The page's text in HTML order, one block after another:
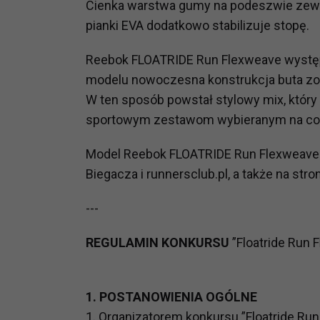
Cienka warstwa gumy na podeszwie
pianki EVA dodatkowo stabilizuje stopę.
Reebok FLOATRIDE Run Flexweave
modelu nowoczesna konstrukcja buta
W ten sposób powstał stylowy mix,
sportowym zestawom wybieranym na
Model Reebok FLOATRIDE Run
Biegacza i runnersclub.pl, a także na
---
REGULAMIN KONKURSU ”Floatride Run
1. POSTANOWIENIA OGÓLNE
1. Organizatorem konkursu ”Floatride
potrzebom
Zgodnie z obowiązującym
np. agencjom marketingowym,
obowiązującego prawa np. sądy
prawną. Pragniemy też
Zaufanych parterów.
Jakie masz prawa w stosunku
Masz między innymi prawo do
Jakie są podstawy prawne
analizowania ich i